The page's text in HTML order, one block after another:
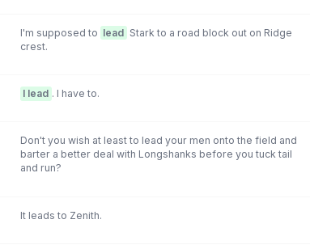
I'm supposed to lead Stark to a road block out on Ridge
crest.
I lead . I have to.
Don't you wish at least to lead your men onto the field and
barter a better deal with Longshanks before you tuck tail
and run?
It leads to Zenith.